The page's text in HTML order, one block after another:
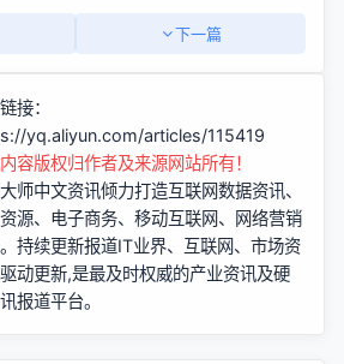
下一篇
接：
yq.aliyun.com/articles/115419
容版权归作者及来源网站所有！
师中文资讯倾力打造互联网数据资讯、
源、电子商务、移动互联网、网络营销
持续更新报道IT业界、互联网、市场资
动更新,是最及时权威的产业资讯及硬
报道平台。